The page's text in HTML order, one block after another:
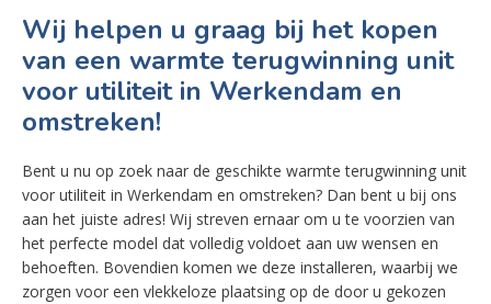
Wij helpen u graag bij het kopen
van een warmte terugwinning unit
voor utiliteit in Werkendam en
omstreken!
Bent u nu op zoek naar de geschikte warmte terugwinning unit
voor utiliteit in Werkendam en omstreken? Dan bent u bij ons
aan het juiste adres! Wij streven ernaar om u te voorzien van
het perfecte model dat volledig voldoet aan uw wensen en
behoeften. Bovendien komen we deze installeren, waarbij we
zorgen voor een vlekkeloze plaatsing op de door u gekozen